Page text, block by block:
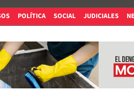
POLÍTICA SOCIAL JUDICIALES